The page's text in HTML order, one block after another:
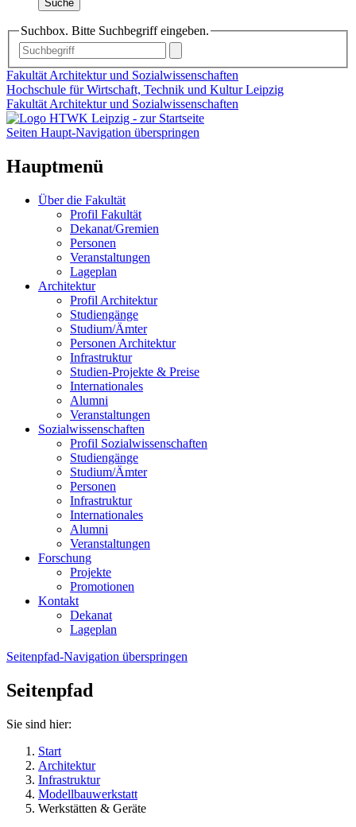
Suche
Suchbox. Bitte Suchbegriff eingeben.
Fakultät Architektur und Sozialwissenschaften
Hochschule für Wirtschaft, Technik und Kultur Leipzig
Fakultät Architektur und Sozialwissenschaften
Seiten Haupt-Navigation überspringen
Hauptmenü
Über die Fakultät
Profil Fakultät
Dekanat/Gremien
Personen
Veranstaltungen
Lageplan
Architektur
Profil Architektur
Studiengänge
Studium/Ämter
Personen Architektur
Infrastruktur
Studien-Projekte & Preise
Internationales
Alumni
Veranstaltungen
Sozialwissenschaften
Profil Sozialwissenschaften
Studiengänge
Studium/Ämter
Personen
Infrastruktur
Internationales
Alumni
Veranstaltungen
Forschung
Projekte
Promotionen
Kontakt
Dekanat
Lageplan
Seitenpfad-Navigation überspringen
Seitenpfad
Sie sind hier:
Start
Architektur
Infrastruktur
Modellbauwerkstatt
Werkstätten & Geräte